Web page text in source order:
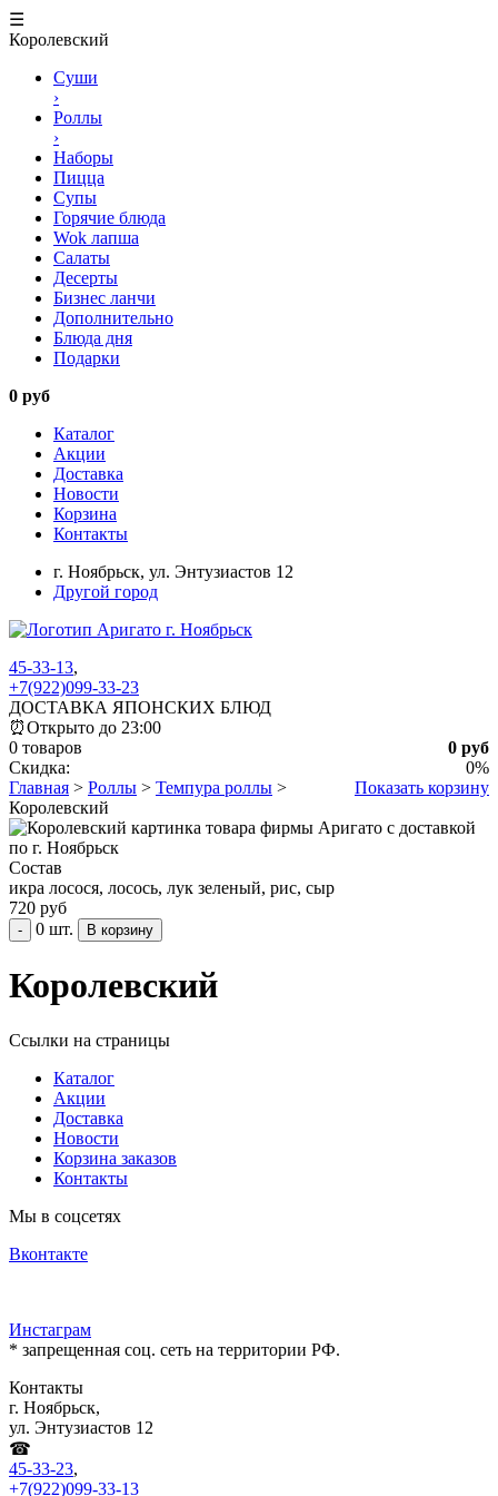
☰
Королевский
Суши
›
Роллы
›
Наборы
Пицца
Супы
Горячие блюда
Wok лапша
Салаты
Десерты
Бизнес ланчи
Дополнительно
Блюда дня
Подарки
0 руб
Каталог
Акции
Доставка
Новости
Корзина
Контакты
г. Ноябрьск, ул. Энтузиастов 12
Другой город
45-33-13,
+7(922)099-33-23
ДОСТАВКА ЯПОНСКИХ БЛЮД
⏰Открыто до 23:00
0 руб
0 товаров
Скидка:
0%
Показать корзину
Главная > Роллы > Темпура роллы >
Королевский
Состав
икра лосося, лосось, лук зеленый, рис, сыр
720 руб
- 0 шт.
Королевский
Ссылки на страницы
Каталог
Акции
Доставка
Новости
Корзина заказов
Контакты
Мы в соцсетях
Вконтакте
Инстаграм
* запрещенная соц. сеть на территории РФ.
Контакты
г. Ноябрьск,
ул. Энтузиастов 12
☎
45-33-23,
+7(922)099-33-13